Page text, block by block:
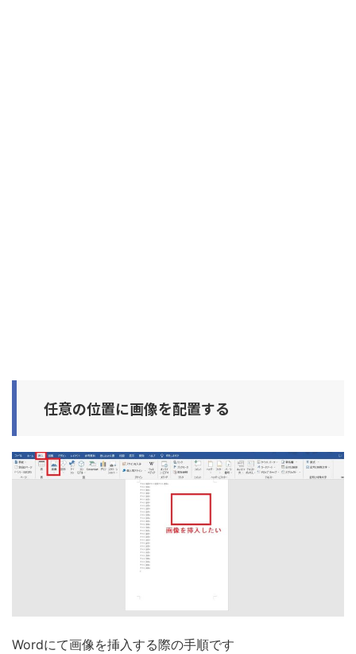
任意の位置に画像を配置する
Wordにて画像を挿入する際の手順です